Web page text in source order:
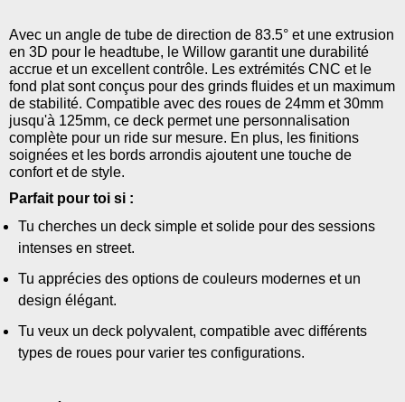
Avec un angle de tube de direction de 83.5° et une extrusion
en 3D pour le headtube, le Willow garantit une durabilité
accrue et un excellent contrôle. Les extrémités CNC et le
fond plat sont conçus pour des grinds fluides et un maximum
de stabilité. Compatible avec des roues de 24mm et 30mm
jusqu'à 125mm, ce deck permet une personnalisation
complète pour un ride sur mesure. En plus, les finitions
soignées et les bords arrondis ajoutent une touche de
confort et de style.
Parfait pour toi si :
Tu cherches un deck simple et solide pour des sessions
intenses en street.
Tu apprécies des options de couleurs modernes et un
design élégant.
Tu veux un deck polyvalent, compatible avec différents
types de roues pour varier tes configurations.